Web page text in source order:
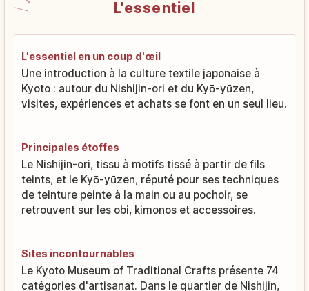
L'essentiel
L'essentiel en un coup d'œil
Une introduction à la culture textile japonaise à
Kyoto : autour du Nishijin-ori et du Kyō-yūzen,
visites, expériences et achats se font en un seul lieu.
Principales étoffes
Le Nishijin-ori, tissu à motifs tissé à partir de fils
teints, et le Kyō-yūzen, réputé pour ses techniques
de teinture peinte à la main ou au pochoir, se
retrouvent sur les obi, kimonos et accessoires.
Sites incontournables
Le Kyoto Museum of Traditional Crafts présente 74
catégories d'artisanat. Dans le quartier de Nishijin,